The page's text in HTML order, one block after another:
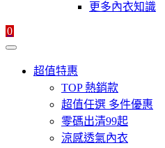
更多內衣知識
0
超值特惠
TOP 熱銷款
超值任選 多件優惠
零碼出清99起
涼感透氣內衣